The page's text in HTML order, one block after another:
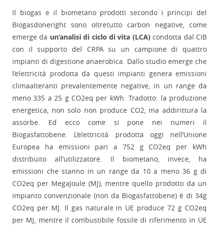
Il biogas e il biometano prodotti secondo i principi del
Biogasdoneright sono oltretutto carbon negative, come
emerge da un’analisi di ciclo di vita (LCA)condotta dal CIB
con il supporto del CRPA su un campione di quattro
impianti di digestione anaerobica. Dallo studio emerge che
l’elettricità prodotta da questi impianti genera emissioni
climaalteranti prevalentemente negative, in un range da
meno 335 a 25 g CO2eq per kWh. Tradotto: la produzione
energetica, non solo non produce CO2, ma addirittura la
assorbe. Ed ecco come si pone nei numeri il
Biogasfattobene. L’elettricità prodotta oggi nell’Unione
Europea ha emissioni pari a 752 g CO2eq per kWh
distribuito all’utilizzatore. Il biometano, invece, ha
emissioni che stanno in un range da 10 a meno 36 g di
CO2eq per MegaJoule (MJ), mentre quello prodotto da un
impianto convenzionale (non da Biogasfattobene) è di 34g
CO2eq per MJ. Il gas naturale in UE produce 72 g CO2eq
per MJ, mentre il combustibile fossile di riferimento in UE